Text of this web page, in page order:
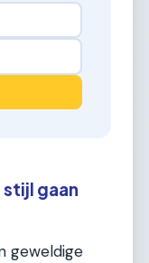
gaan
geweldige